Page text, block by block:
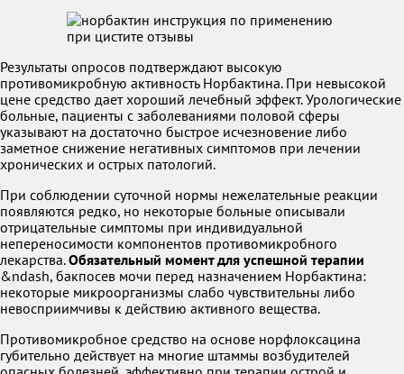
Результаты опросов подтверждают высокую
противомикробную активность Норбактина. При невысокой
цене средство дает хороший лечебный эффект. Урологические
больные, пациенты с заболеваниями половой сферы
указывают на достаточно быстрое исчезновение либо
заметное снижение негативных симптомов при лечении
хронических и острых патологий.
При соблюдении суточной нормы нежелательные реакции
появляются редко, но некоторые больные описывали
отрицательные симптомы при индивидуальной
непереносимости компонентов противомикробного
лекарства.Обязательный момент для успешной терапии
&ndash, бакпосев мочи перед назначением Норбактина:
некоторые микроорганизмы слабо чувствительны либо
невосприимчивы к действию активного вещества.
Противомикробное средство на основе норфлоксацина
губительно действует на многие штаммы возбудителей